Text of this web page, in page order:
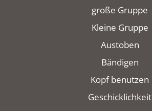
große Gruppe
Kleine Gruppe
Austoben
Bändigen
Kopf benutzen
Geschicklichkeit